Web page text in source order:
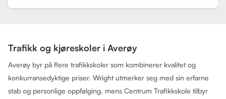
Trafikk og kjøreskoler i Averøy
Averøy byr på flere trafikkskoler som kombinerer kvalitet og
konkurransedyktige priser. Wright utmerker seg med sin erfarne
stab og personlige oppfølging, mens Centrum Trafikkskole tilbyr